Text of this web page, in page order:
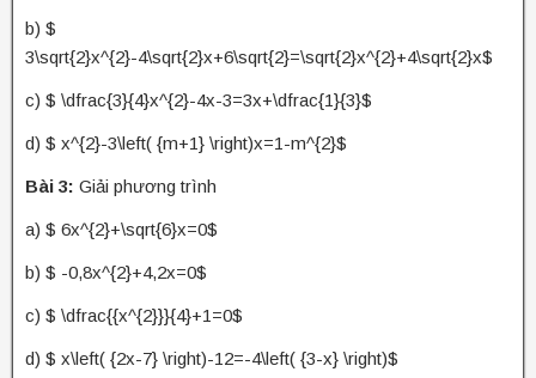
b) $
3\sqrt{2}x^{2}-4\sqrt{2}x+6\sqrt{2}=\sqrt{2}x^{2}+4\sqrt{2}x$
c) $ \dfrac{3}{4}x^{2}-4x-3=3x+\dfrac{1}{3}$
d) $ x^{2}-3\left( {m+1} \right)x=1-m^{2}$
Bài 3: Giải phương trình
a) $ 6x^{2}+\sqrt{6}x=0$
b) $ -0,8x^{2}+4,2x=0$
c) $ \dfrac{{x^{2}}}{4}+1=0$
d) $ x\left( {2x-7} \right)-12=-4\left( {3-x} \right)$